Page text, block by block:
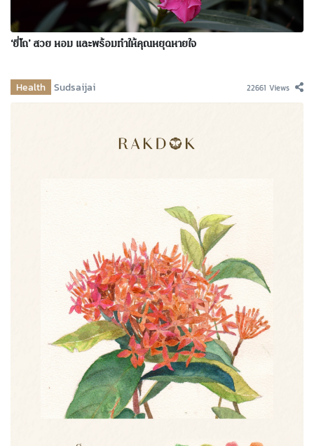
‘ยี่โถ’ สวย หอม และพร้อมทำให้คุณหยุดหายใจ
Health Sudsaijai 22661 Views